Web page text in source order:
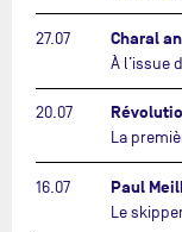
27.07
20.07
16.07